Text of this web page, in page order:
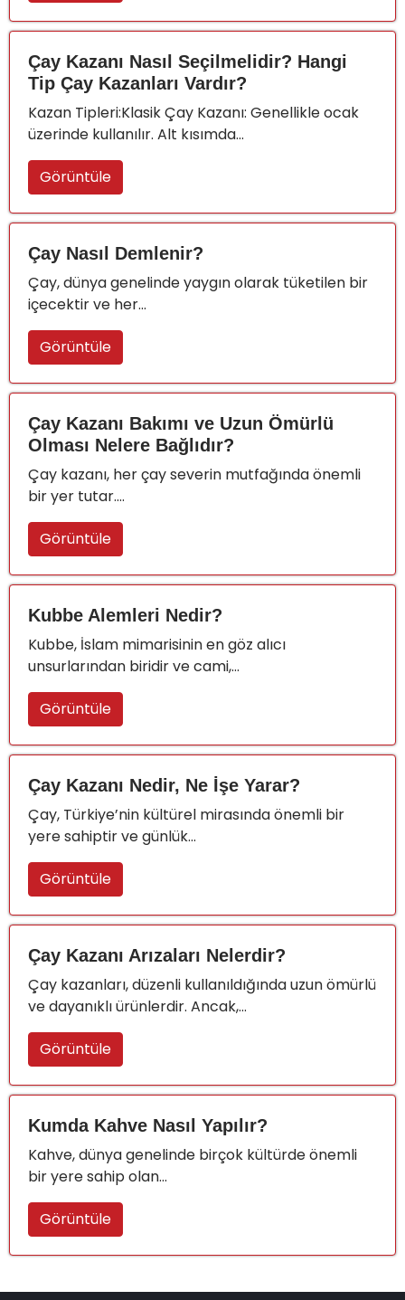
Çay Kazanı Nasıl Seçilmelidir? Hangi
Tip Çay Kazanları Vardır?
Kazan Tipleri:Klasik Çay Kazanı: Genellikle ocak
üzerinde kullanılır. Alt kısımda...
Görüntüle
Çay Nasıl Demlenir?
Çay, dünya genelinde yaygın olarak tüketilen bir
içecektir ve her...
Görüntüle
Çay Kazanı Bakımı ve Uzun Ömürlü
Olması Nelere Bağlıdır?
Çay kazanı, her çay severin mutfağında önemli
bir yer tutar....
Görüntüle
Kubbe Alemleri Nedir?
Kubbe, İslam mimarisinin en göz alıcı
unsurlarından biridir ve cami,...
Görüntüle
Çay Kazanı Nedir, Ne İşe Yarar?
Çay, Türkiye’nin kültürel mirasında önemli bir
yere sahiptir ve günlük...
Görüntüle
Çay Kazanı Arızaları Nelerdir?
Çay kazanları, düzenli kullanıldığında uzun ömürlü
ve dayanıklı ürünlerdir. Ancak,...
Görüntüle
Kumda Kahve Nasıl Yapılır?
Kahve, dünya genelinde birçok kültürde önemli
bir yere sahip olan...
Görüntüle